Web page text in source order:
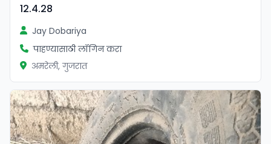
12.4.28
Jay Dobariya
पाहण्यासाठी लॉगिन करा
अमरेली, गुजरात